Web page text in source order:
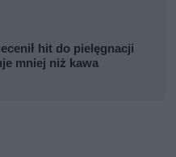
hit do pielęgnacji
mniej niż kawa